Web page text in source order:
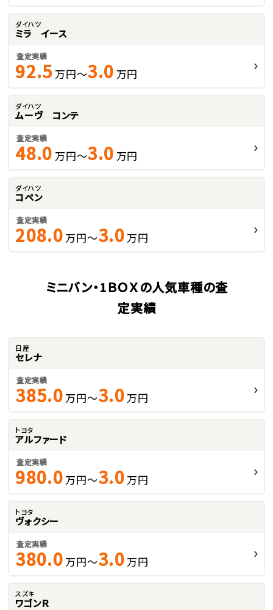
ダイハツ
ミラ イース
査定実績
92.5 万円～3.0 万円
ダイハツ
ムーヴ コンテ
査定実績
48.0 万円～3.0 万円
ダイハツ
コペン
査定実績
208.0 万円～3.0 万円
ミニバン・1ＢＯＸの人気車種の査
定実績
日産
セレナ
査定実績
385.0 万円～3.0 万円
トヨタ
アルファード
査定実績
980.0 万円～3.0 万円
トヨタ
ヴォクシー
査定実績
380.0 万円～3.0 万円
スズキ
ワゴンＲ